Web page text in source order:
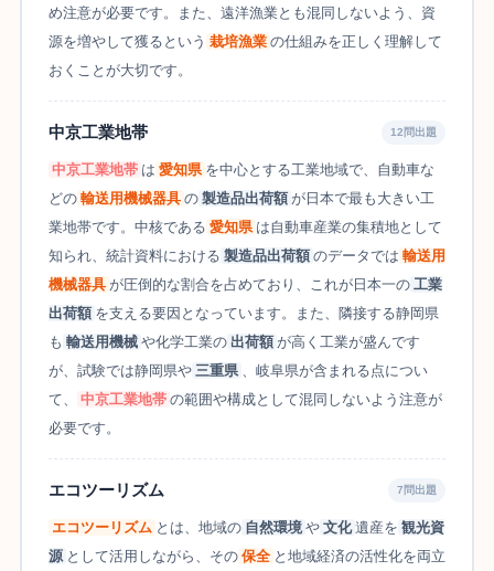
め注意が必要です。また、遠洋漁業とも混同しないよう、資
源を増やして獲るという 栽培漁業 の仕組みを正しく理解して
おくことが大切です。
中京工業地帯 12問出題
中京工業地帯 は 愛知県 を中心とする工業地域で、自動車な
どの 輸送用機械器具 の 製造品出荷額 が日本で最も大きい工
業地帯です。中核である 愛知県 は自動車産業の集積地として
知られ、統計資料における 製造品出荷額 のデータでは 輸送用
機械器具 が圧倒的な割合を占めており、これが日本一の 工業
出荷額 を支える要因となっています。また、隣接する静岡県
も 輸送用機械 や化学工業の 出荷額 が高く工業が盛んです
が、試験では静岡県や 三重県 、岐阜県が含まれる点につい
て、
中京工業地帯 の範囲や構成として混同しないよう注意が
必要です。
エコツーリズム 7問出題
エコツーリズム とは、地域の 自然環境 や 文化 遺産を 観光資
源 として活用しながら、その 保全 と地域経済の活性化を両立